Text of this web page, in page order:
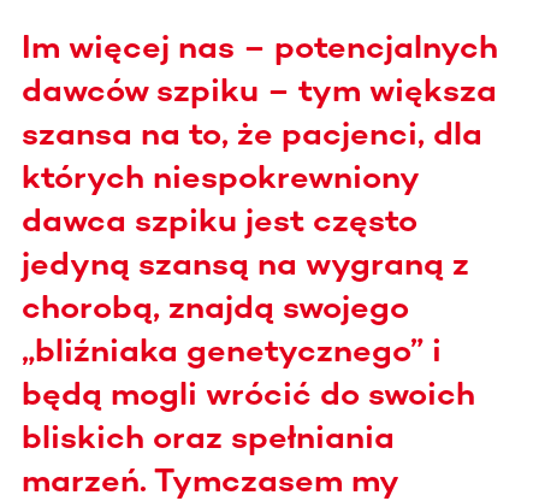
Im więcej nas – potencjalnych
dawców szpiku – tym większa
szansa na to, że pacjenci, dla
których niespokrewniony
dawca szpiku jest często
jedyną szansą na wygraną z
chorobą, znajdą swojego
„bliźniaka genetycznego” i
będą mogli wrócić do swoich
bliskich oraz spełniania
marzeń. Tymczasem my